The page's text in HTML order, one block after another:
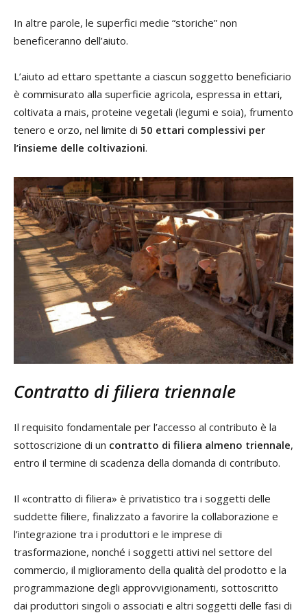
In altre parole, le superfici medie “storiche” non
beneficeranno dell’aiuto.
L’aiuto ad ettaro spettante a ciascun soggetto beneficiario
è commisurato alla superficie agricola, espressa in ettari,
coltivata a mais, proteine vegetali (legumi e soia), frumento
tenero e orzo, nel limite di 50 ettari complessivi per
l’insieme delle coltivazioni.
Contratto di filiera triennale
Il requisito fondamentale per l’accesso al contributo è la
sottoscrizione di un contratto di filiera almeno triennale,
entro il termine di scadenza della domanda di contributo.
Il «contratto di filiera» è privatistico tra i soggetti delle
suddette filiere, finalizzato a favorire la collaborazione e
l’integrazione tra i produttori e le imprese di
trasformazione, nonché i soggetti attivi nel settore del
commercio, il miglioramento della qualità del prodotto e la
programmazione degli approvvigionamenti, sottoscritto
dai produttori singoli o associati e altri soggetti delle fasi di